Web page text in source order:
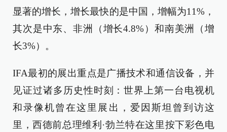
显著的增长，增长最快的是中国，增幅为11%，
其次是中东、非洲（增长4.8%）和南美洲（增
长3%）。
IFA最初的展出重点是广播技术和通信设备，并
见证过诸多历史性时刻：世界上第一台电视机
和录像机曾在这里展出，爱因斯坦曾到访这
里，西德前总理维利·勃兰特在这里按下彩色电